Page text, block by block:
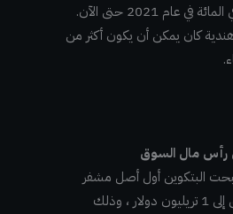
عن 5,12,00,000 في المائة في عام 2021 حتى الآن.
روبية هندية كان يمكن أن يكون أكثر من
2021 ، أصبحت البتكوين أول أصل مشفر
لتوسيع نطاق السوق إلى 1 تريليون دولار ، وذلك